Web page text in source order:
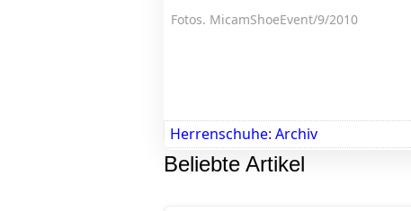
Fotos. MicamShoeEvent/9/2010
Herrenschuhe: Archiv
Beliebte Artikel